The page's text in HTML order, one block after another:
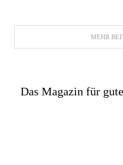
MEHR
Das Magazin für